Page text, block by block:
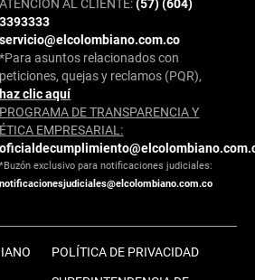
ATENCIÓN AL CLIENTE:(57) (604)
3393333
servicio@elcolombiano.com.co
*Para asuntos relacionados con
peticiones, quejas y reclamos (PQR),
haz clic aquí
PROGRAMA DE TRANSPARENCIA Y
ÉTICA EMPRESARIAL:
*Buzón exclusivo para notificaciones judiciales:
notificacionesjudiciales@elcolombiano.com.co
POLÍTICA DE PRIVACIDAD